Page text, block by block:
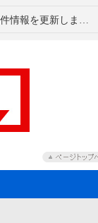
ザ・パークハウス日本橋蛎殻町の物件情報を更新しました